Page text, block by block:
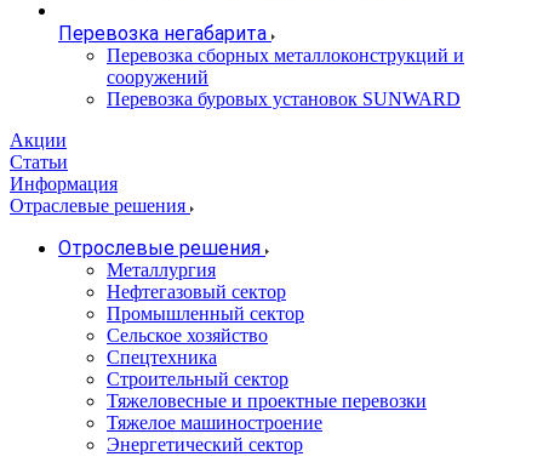
Перевозка негабарита
Перевозка сборных металлоконструкций и
сооружений
Перевозка буровых установок SUNWARD
Акции
Статьи
Информация
Отраслевые решения
Отрослевые решения
Металлургия
Нефтегазовый сектор
Промышленный сектор
Сельское хозяйство
Спецтехника
Строительный сектор
Тяжеловесные и проектные перевозки
Тяжелое машиностроение
Энергетический сектор